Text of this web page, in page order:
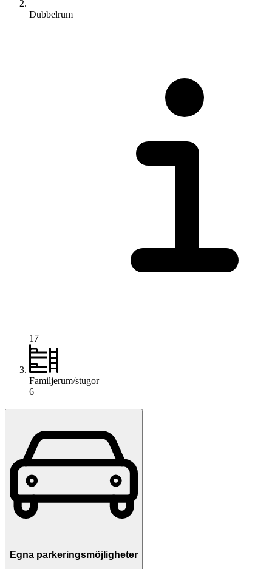
Dubbelrum
17
Familjerum/stugor
6
Egna parkeringsmöjligheter